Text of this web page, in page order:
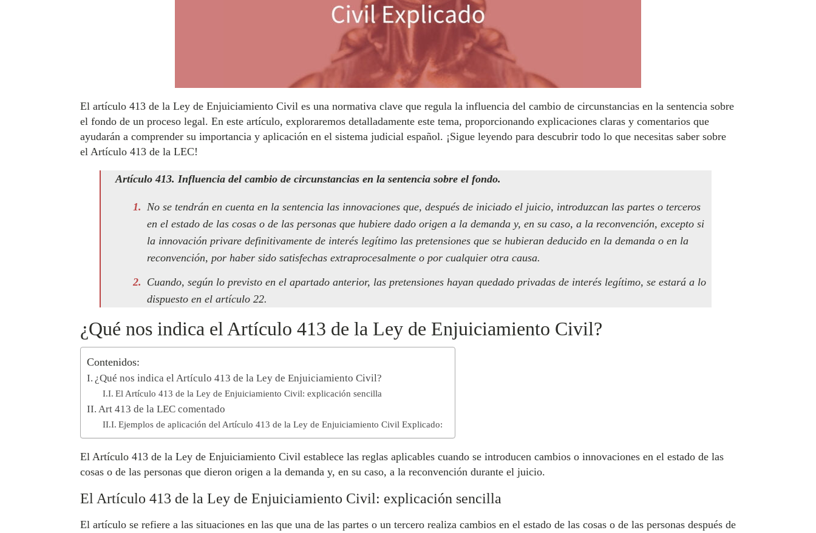
El artículo 413 de la Ley de Enjuiciamiento Civil es una normativa clave que regula la influencia del cambio de circunstancias en la sentencia sobre
el fondo de un proceso legal. En este artículo, exploraremos detalladamente este tema, proporcionando explicaciones claras y comentarios que
ayudarán a comprender su importancia y aplicación en el sistema judicial español. ¡Sigue leyendo para descubrir todo lo que necesitas saber sobre
el Artículo 413 de la LEC!
Artículo 413. Influencia del cambio de circunstancias en la sentencia sobre el fondo.
No se tendrán en cuenta en la sentencia las innovaciones que, después de iniciado el juicio, introduzcan las partes o terceros
en el estado de las cosas o de las personas que hubiere dado origen a la demanda y, en su caso, a la reconvención, excepto si
la innovación privare definitivamente de interés legítimo las pretensiones que se hubieran deducido en la demanda o en la
reconvención, por haber sido satisfechas extraprocesalmente o por cualquier otra causa.
Cuando, según lo previsto en el apartado anterior, las pretensiones hayan quedado privadas de interés legítimo, se estará a lo
dispuesto en el artículo 22.
¿Qué nos indica el Artículo 413 de la Ley de Enjuiciamiento Civil?
Contenidos:
¿Qué nos indica el Artículo 413 de la Ley de Enjuiciamiento Civil?
El Artículo 413 de la Ley de Enjuiciamiento Civil: explicación sencilla
Art 413 de la LEC comentado
Ejemplos de aplicación del Artículo 413 de la Ley de Enjuiciamiento Civil Explicado:
El Artículo 413 de la Ley de Enjuiciamiento Civil establece las reglas aplicables cuando se introducen cambios o innovaciones en el estado de las
cosas o de las personas que dieron origen a la demanda y, en su caso, a la reconvención durante el juicio.
El Artículo 413 de la Ley de Enjuiciamiento Civil: explicación sencilla
El artículo se refiere a las situaciones en las que una de las partes o un tercero realiza cambios en el estado de las cosas o de las personas después de